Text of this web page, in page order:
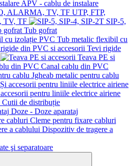
APV - cablu de instalare
UTP, FTP,
TV, TF
SIP-5,
Tub gofrat
Tub metalic flexibil cu
Tevi rigide
Teava PE si
Canal cablu din PVC
Jgheab metalic pentru cablu
pentru liniile electrice airiene
Cutii de distribuție
Doze - Doze aparataj
Cleme pentru fixare cabluri
Dispozitiv de tragere a
şi separatoare